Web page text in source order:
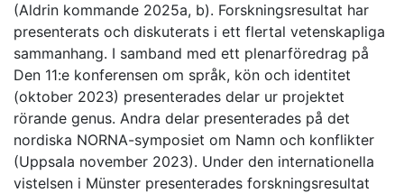
(Aldrin kommande 2025a, b). Forskningsresultat har
presenterats och diskuterats i ett flertal vetenskapliga
sammanhang. I samband med ett plenarföredrag på
Den 11:e konferensen om språk, kön och identitet
(oktober 2023) presenterades delar ur projektet
rörande genus. Andra delar presenterades på det
nordiska NORNA-symposiet om Namn och konflikter
(Uppsala november 2023). Under den internationella
vistelsen i Münster presenterades forskningsresultat